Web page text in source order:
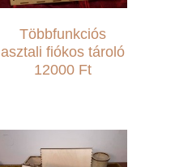
Többfunkciós
asztali fiókos tároló
12000 Ft